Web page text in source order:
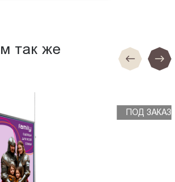
так же
ПОД ЗАКАЗ